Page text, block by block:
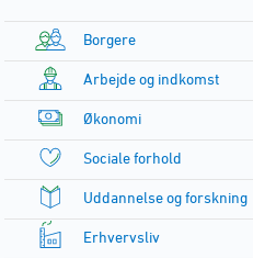
Borgere
Arbejde og indkomst
Økonomi
Sociale forhold
Uddannelse og forskning
Erhvervsliv